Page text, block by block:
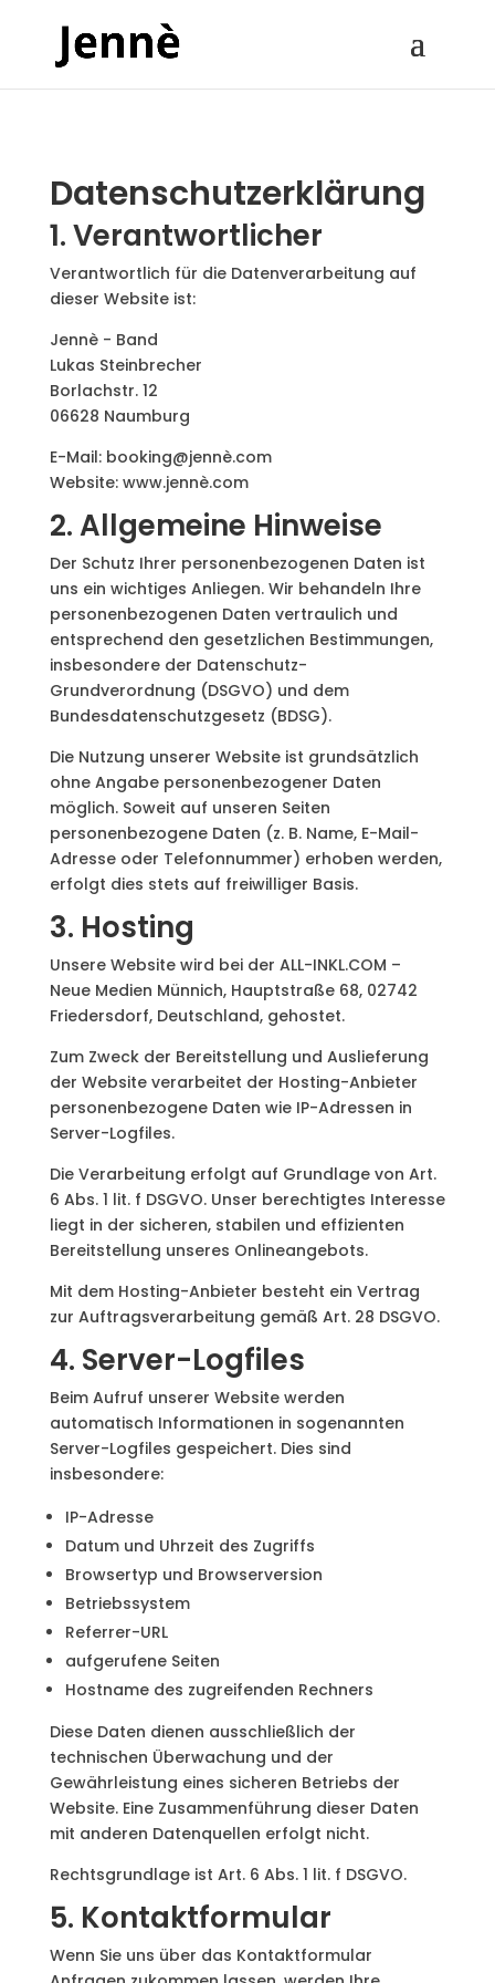
Datenschutzerklärung
1. Verantwortlicher
Verantwortlich für die Datenverarbeitung auf
dieser Website ist:
Jennè - Band
Lukas Steinbrecher
Borlachstr. 12
06628 Naumburg
E-Mail: booking@jennè.com
Website: www.jennè.com
2. Allgemeine Hinweise
Der Schutz Ihrer personenbezogenen Daten ist
uns ein wichtiges Anliegen. Wir behandeln Ihre
personenbezogenen Daten vertraulich und
entsprechend den gesetzlichen Bestimmungen,
insbesondere der Datenschutz-
Grundverordnung (DSGVO) und dem
Bundesdatenschutzgesetz (BDSG).
Die Nutzung unserer Website ist grundsätzlich
ohne Angabe personenbezogener Daten
möglich. Soweit auf unseren Seiten
personenbezogene Daten (z. B. Name, E-Mail-
Adresse oder Telefonnummer) erhoben werden,
erfolgt dies stets auf freiwilliger Basis.
3. Hosting
Unsere Website wird bei der ALL-INKL.COM –
Neue Medien Münnich, Hauptstraße 68, 02742
Friedersdorf, Deutschland, gehostet.
Zum Zweck der Bereitstellung und Auslieferung
der Website verarbeitet der Hosting-Anbieter
personenbezogene Daten wie IP-Adressen in
Server-Logfiles.
Die Verarbeitung erfolgt auf Grundlage von Art.
6 Abs. 1 lit. f DSGVO. Unser berechtigtes Interesse
liegt in der sicheren, stabilen und effizienten
Bereitstellung unseres Onlineangebots.
Mit dem Hosting-Anbieter besteht ein Vertrag
zur Auftragsverarbeitung gemäß Art. 28 DSGVO.
4. Server-Logfiles
Beim Aufruf unserer Website werden
automatisch Informationen in sogenannten
Server-Logfiles gespeichert. Dies sind
insbesondere:
IP-Adresse
Datum und Uhrzeit des Zugriffs
Browsertyp und Browserversion
Betriebssystem
Referrer-URL
aufgerufene Seiten
Hostname des zugreifenden Rechners
Diese Daten dienen ausschließlich der
technischen Überwachung und der
Gewährleistung eines sicheren Betriebs der
Website. Eine Zusammenführung dieser Daten
mit anderen Datenquellen erfolgt nicht.
Rechtsgrundlage ist Art. 6 Abs. 1 lit. f DSGVO.
5. Kontaktformular
Wenn Sie uns über das Kontaktformular